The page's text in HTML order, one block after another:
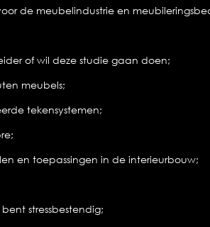
de meubelindustrie en
of wil deze studie gaan doen;
meubels;
tekensystemen;
en toepassingen in de interieurbouw;
stressbestendig;